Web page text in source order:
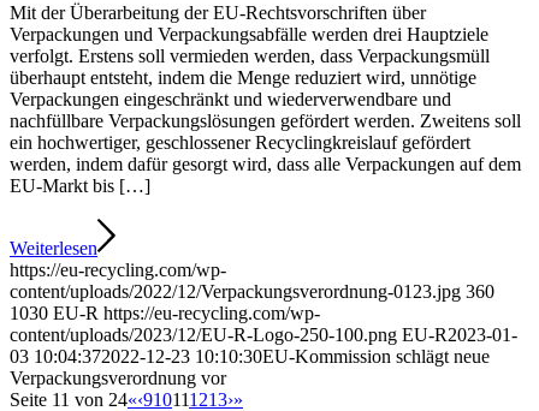
Mit der Überarbeitung der EU-Rechtsvorschriften über
Verpackungen und Verpackungsabfälle werden drei Hauptziele
verfolgt. Erstens soll vermieden werden, dass Verpackungsmüll
überhaupt entsteht, indem die Menge reduziert wird, unnötige
Verpackungen eingeschränkt und wiederverwendbare und
nachfüllbare Verpackungslösungen gefördert werden. Zweitens soll
ein hochwertiger, geschlossener Recyclingkreislauf gefördert
werden, indem dafür gesorgt wird, dass alle Verpackungen auf dem
EU-Markt bis […]
Weiterlesen
https://eu-recycling.com/wp-
content/uploads/2022/12/Verpackungsverordnung-0123.jpg 360
1030 EU-R https://eu-recycling.com/wp-
content/uploads/2023/12/EU-R-Logo-250-100.png EU-R2023-01-
03 10:04:372022-12-23 10:10:30EU-Kommission schlägt neue
Verpackungsverordnung vor
Seite 11 von 24«‹910111213›»